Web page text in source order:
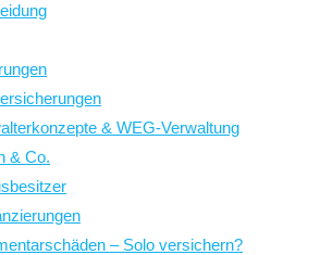
& WEG-Verwaltung
& Co.
– Solo versichern?